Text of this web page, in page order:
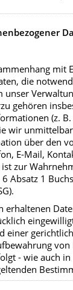
mit
die
gehören
(z.
wir
über den
E-Mail,
zur
Absatz 1
erhaltenen
einer
- wie auch